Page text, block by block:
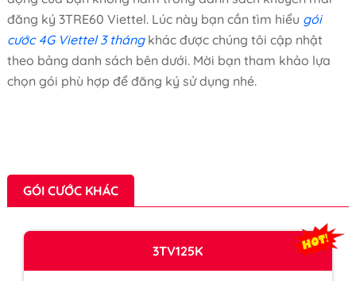
đăng ký 3TRE60 Viettel. Lúc này bạn cần tìm hiểu gói
cước 4G Viettel 3 thángkhác được chúng tôi cập nhật
theo bảng danh sách bên dưới. Mời bạn tham khảo lựa
chọn gói phù hợp để đăng ký sử dụng nhé.
GÓI CƯỚC KHÁC
3TV125K